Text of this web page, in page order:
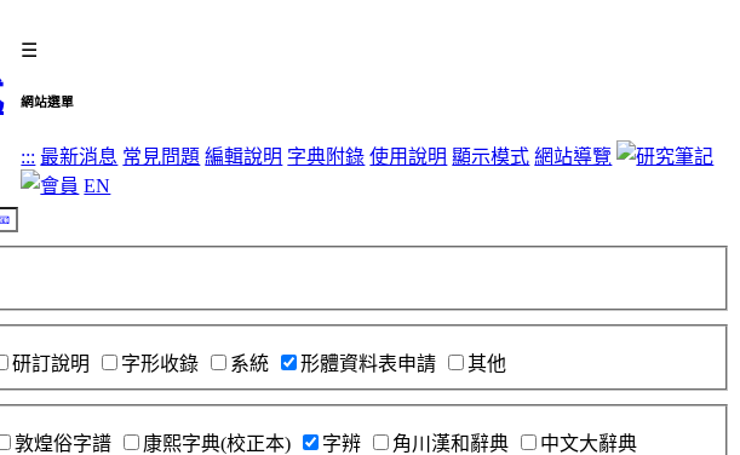
☰
網站選單
::: 最新消息 常見問題 編輯說明 字典附錄 使用說明 顯示模式 網站導覽
EN
研訂說明 字形收錄 系統 形體資料表申請 其他
敦煌俗字譜 康熙字典(校正本) 字辨 角川漢和辭典
中文大辭典